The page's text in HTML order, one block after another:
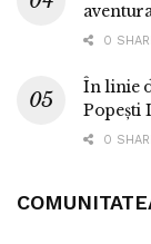
0
În linie
Popești
0